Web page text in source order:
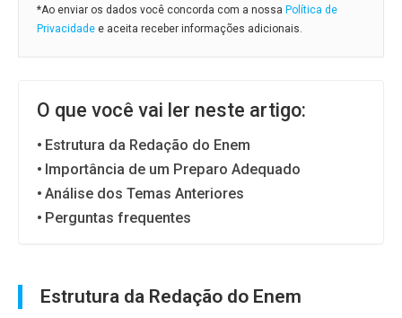
*Ao enviar os dados você concorda com a nossa Política de
Privacidade e aceita receber informações adicionais.
O que você vai ler neste artigo:
Estrutura da Redação do Enem
Importância de um Preparo Adequado
Análise dos Temas Anteriores
Perguntas frequentes
Estrutura da Redação do Enem